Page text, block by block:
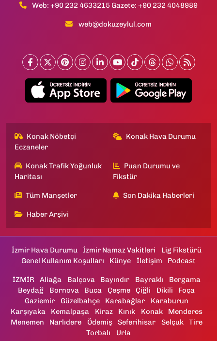
Web: +90 232 4633215 Gazete: +90 232 4048989
web@dokuzeylul.com
Konak Nöbetçi
Eczaneler
Konak Hava Durumu
Konak Trafik Yoğunluk
Haritası
Puan Durumu ve
Fikstür
Tüm Manşetler Son Dakika Haberleri
Haber Arşivi
İzmir Hava Durumu İzmir Namaz Vakitleri
Lig Fikstürü
Genel Kullanım Koşulları
Künye İletişim Podcast
İZMİR Aliağa Balçova Bayındır Bayraklı
Bergama
Beydağ
Bornova Buca Çeşme Çiğli Dikili
Foça
Gaziemir
Güzelbahçe Karabağlar
Karaburun
Karşıyaka
Kemalpaşa Kiraz Kınık Konak
Menderes
Menemen
Narlıdere Ödemiş Seferihisar Selçuk
Tire
Torbalı
Urla